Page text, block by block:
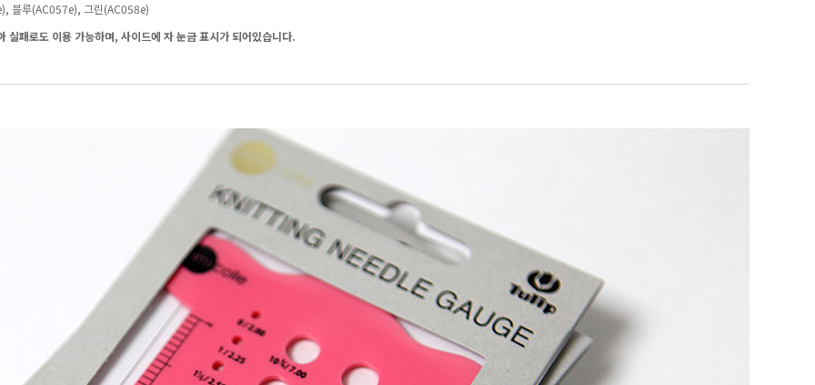
블루(AC057e), 그린(AC058e)
패로도 이용 가능하며, 사이드에 자 눈금 표시가 되어있습니다.